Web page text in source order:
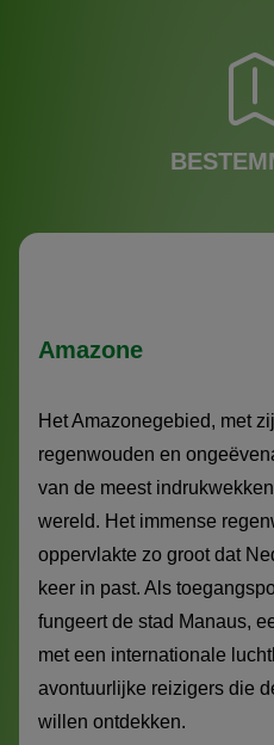
Amazone
Het Amazonegebied, met
regenwouden en
van de meest
wereld. Het immense
oppervlakte zo groot dat
keer in past. Als
fungeert de stad Manaus,
met een internationale
avontuurlijke reizigers die
willen ontdekken.